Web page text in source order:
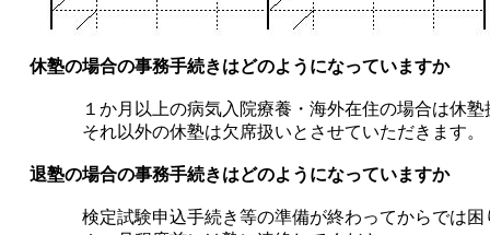
休塾の場合の事務手続きはどのようになっていますか
１か月以上の病気入院療養・海外在住の場合は休
それ以外の休塾は欠席扱いとさせていただきます。
退塾の場合の事務手続きはどのようになっていますか
検定試験申込手続き等の準備が終わってからでは困